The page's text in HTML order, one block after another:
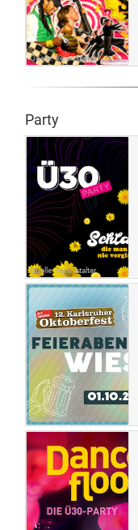
Quelle: Veranstalter
Party
Quelle: Veranstalter
Quelle: Veranstalter